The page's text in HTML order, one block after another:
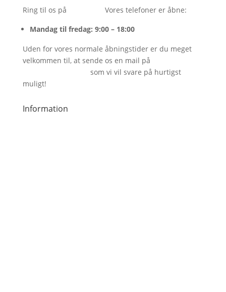
Ring til os på
Vores telefoner er åbne:
Mandag til fredag: 9:00 – 18:00
Uden for vores normale åbningstider er du meget
velkommen til, at sende os en mail på
som vi vil svare på hurtigst
muligt!
Information